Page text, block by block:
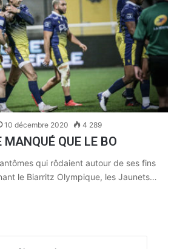
10 décembre 2020 4 289
MANQUÉ QUE LE BO
qui rôdaient autour de ses fins
le Biarritz Olympique, les Jaunets…